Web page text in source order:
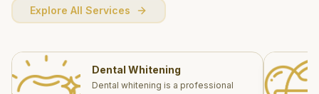
Explore All Services
Dental Whitening
Dental whitening is a professional